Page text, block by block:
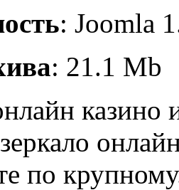
: Joomla
: 21.1 Mb
казино
по